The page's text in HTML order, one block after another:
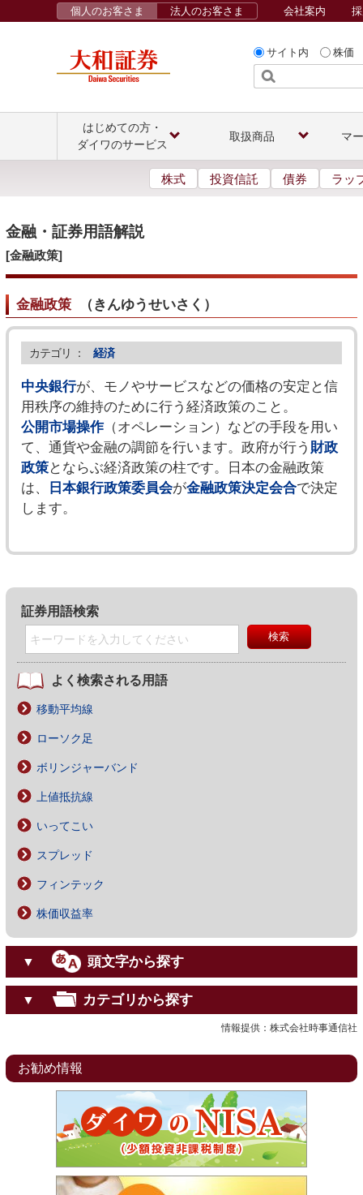
サイト内 株価
個人のお客さま 法人のお客さま 会社案内
はじめての方・
ダイワのサービス
取扱商品 マ
株式 投資信託 債券 ラッ
金融・証券用語解説
[金融政策]
金融政策（きんゆうせいさく ）
カテゴリ ： 経済
中央銀行が、モノやサービスなどの価格の安定と信
用秩序の維持のために行う経済政策のこと。
公開市場操作（オペレーション）などの手段を用い
て、通貨や金融の調節を行います。政府が行う 財政
政策とならぶ経済政策の柱です。日本の金融政策
は、
日本銀行政策委員会が金融政策決定会合で決定
します。
証券用語検索
よく検索される用語
移動平均線
ローソク足
ボリンジャーバンド
上値抵抗線
いってこい
スプレッド
フィンテック
株価収益率
▼ 頭文字から探す
▼ カテゴリから探す
情報提供：株式会社時事通信社
お勧め情報